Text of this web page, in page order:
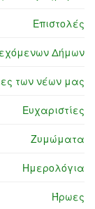
Επιστολές
Δήμων
των νέων μας
Ευχαριστίες
Ζυμώματα
Ημερολόγια
Ήρωες